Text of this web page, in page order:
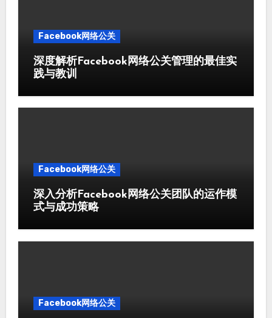
Facebook网络公关
深度解析Facebook网络公关管理的最佳实
践与教训
Facebook网络公关
深入分析Facebook网络公关团队的运作模
式与成功策略
Facebook网络公关